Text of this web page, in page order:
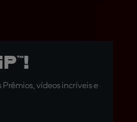
vídeos incríveis e